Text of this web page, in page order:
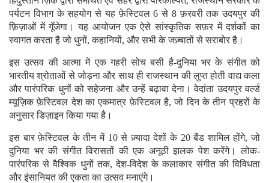
पर्यटन विभाग के सहयोग से यह फ़ेस्टिवल 6 से 8 फ़रवरी तक उदयपुर की
फ़िज़ाओं में गूँजेगा। यह आयोजन एक ऐसे सांस्कृतिक सफ़र में दर्शकों का
स्वागत करता है जो धुनों, कहानियों, और सभी के जज़्बातों से सराबोर है।
इस उत्सव की आत्मा में एक गहरी सोच बसी है-दुनिया भर के संगीत को
भारतीय श्रोताओं से जोड़ना और साथ ही राजस्थान की लुप्त होती वाद्य कला
और पारंपरिक धुनों को सहेजना और उन्हें बढ़ावा देना। वेदांता उदयपुर वर्ल्ड
म्यूज़िक फ़ेस्टिवल देश का एकमात्र फ़ेस्टिवल है, जो दिन के तीन प्रहरों के
अनुसार डिज़ाइन किया गया है।
इस बार फ़ेस्टिवल के तीन में 10 से ज़्यादा देशों के 20 बैंड शामिल होंगे, जो
दुनिया भर की संगीत विरासतों की एक अनूठी झलक पेश करेंगे। लोक-
पारंपरिक से वैश्विक धुनों तक, देश-विदेश के कलाकार संगीत की विविधता
और इंसानियत की एकता का उत्सव मनाएंगे।